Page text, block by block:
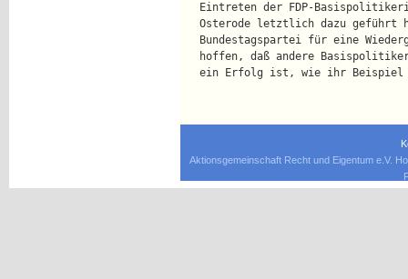
Eintreten der FDP-
Osterode letztlich dazu
Bundestagspartei für eine
hoffen, daß andere
ein Erfolg ist, wie
Aktionsgemeinschaft Recht und Eigentum e.V.